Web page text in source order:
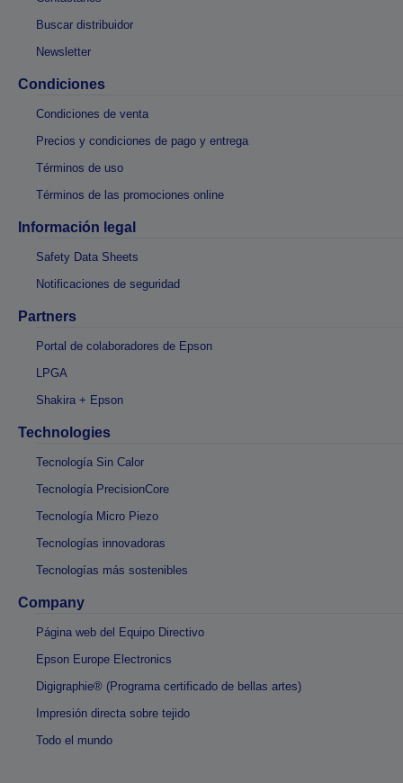
Buscar distribuidor
Newsletter
Condiciones
Condiciones de venta
Precios y condiciones de pago y entrega
Términos de uso
Términos de las promociones online
Información legal
Safety Data Sheets
Notificaciones de seguridad
Partners
Portal de colaboradores de Epson
LPGA
Shakira + Epson
Technologies
Tecnología Sin Calor
Tecnología PrecisionCore
Tecnología Micro Piezo
Tecnologías innovadoras
Tecnologías más sostenibles
Company
Página web del Equipo Directivo
Epson Europe Electronics
Digigraphie® (Programa certificado de bellas artes)
Impresión directa sobre tejido
Todo el mundo